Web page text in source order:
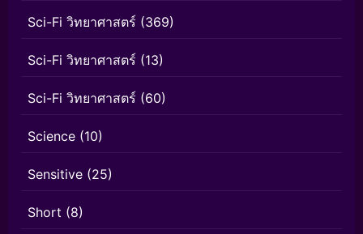
Sci-Fi วิทยาศาสตร์ (369)
Sci-Fi วิทยาศาสตร์ (13)
Sci-Fi วิทยาศาสตร์ (60)
Science (10)
Sensitive (25)
Short (8)